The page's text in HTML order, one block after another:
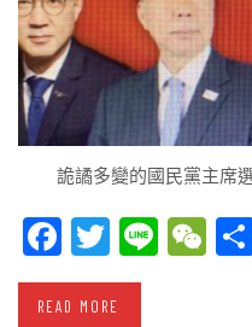
詭譎多變的國民黨主席
Facebook
Twitter
Line
READ MORE